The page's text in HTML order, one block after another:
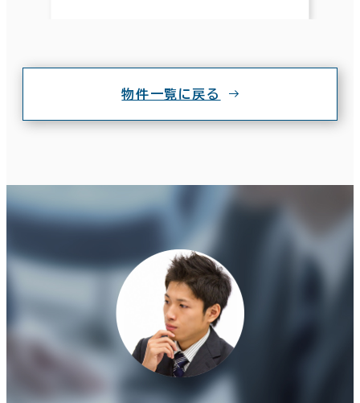
物件一覧に戻る